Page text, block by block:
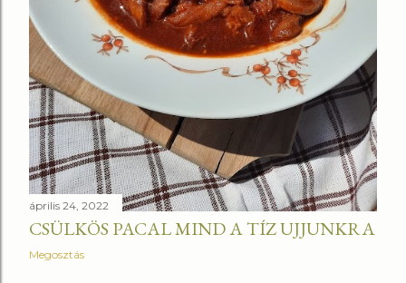
április 24, 2022
CSÜLKÖS PACAL MIND A TÍZ UJJUNKRA
Megosztás